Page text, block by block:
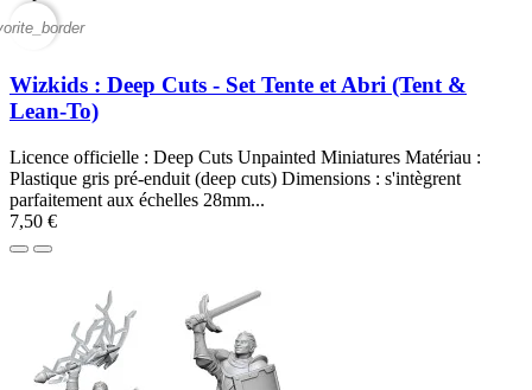
Wizkids : Deep Cuts - Set Tente et Abri (Tent &
Lean-To)
Licence officielle : Deep Cuts Unpainted Miniatures Matériau :
Plastique gris pré-enduit (deep cuts) Dimensions : s'intègrent
parfaitement aux échelles 28mm...
7,50 €